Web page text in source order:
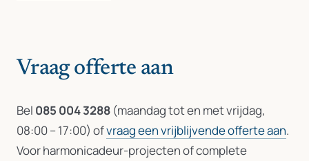
Vraag offerte aan
Bel 085 004 3288 (maandag tot en met vrijdag,
08:00 – 17:00) ofvraag een vrijblijvende offerte aan.
Voor harmonicadeur-projecten of complete